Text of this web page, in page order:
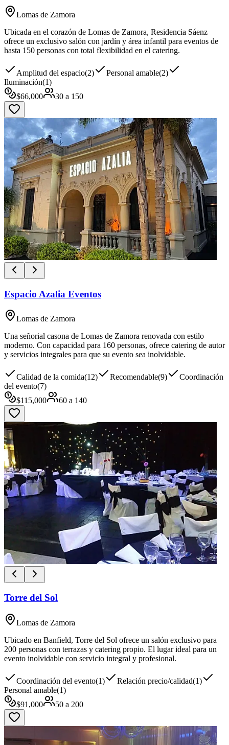
Lomas de Zamora
Ubicada en el corazón de Lomas de Zamora, Residencia Sáenz
ofrece un exclusivo salón con jardín y área infantil para eventos de
hasta 150 personas con total flexibilidad en el catering.
Amplitud del espacio(2) Personal amable(2)
Iluminación(1)
$66,000 30 a 150
Espacio Azalia Eventos
Lomas de Zamora
Una señorial casona de Lomas de Zamora renovada con estilo
moderno. Con capacidad para 160 personas, ofrece catering de autor
y servicios integrales para que su evento sea inolvidable.
Calidad de la comida(12) Recomendable(9)
Coordinación
del evento(7)
$115,000 60 a 140
Torre del Sol
Lomas de Zamora
Ubicado en Banfield, Torre del Sol ofrece un salón exclusivo para
200 personas con terrazas y catering propio. El lugar ideal para un
evento inolvidable con servicio integral y profesional.
Coordinación del evento(1) Relación precio/calidad(1)
Personal amable(1)
$91,000 50 a 200